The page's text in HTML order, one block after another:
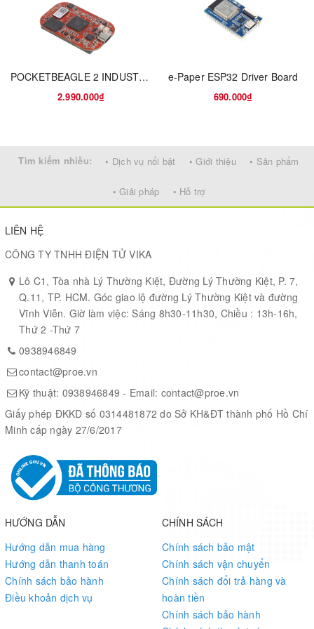
。Ultra-low power with various consumption levels (Min
1uA@ STOP 2 mode)
。STM32 Security： HW encryption 256 AES，PKA，RNG，
64-bit UID，96-bit
。Ecosystem support：LoRaWAN，Sigfox
。A IoT and Smart-metering(Wireless M-Bus) applications
POCKETBEAGLE 2 INDUSTRIAL
2.990.000₫
e-Paper ESP32 Driver Board
690.000₫
Tìm kiếm nhiều: • Dịch vụ nổi bật • Giới thiệu • Sản phẩm
• Giải pháp • Hỗ trợ
LIÊN HỆ
CÔNG TY TNHH ĐIỆN TỬ VIKA
Lô C1, Tòa nhà Lý Thường Kiệt, Đường Lý Thường Kiệt, P. 7,
Q.11, TP. HCM. Góc giao lộ đường Lý Thường Kiệt và đường
Vĩnh Viễn. Giờ làm việc: Sáng 8h30-11h30, Chiều : 13h-16h,
Thứ 2 -Thứ 7
0938946849
contact@proe.vn
Kỹ thuật: 0938946849 - Email: contact@proe.vn
Giấy phép ĐKKD số 0314481872 do Sở KH&ĐT thành phố Hồ Chí
Minh cấp ngày 27/6/2017
HƯỚNG DẪN
Hướng dẫn mua hàng
Hướng dẫn thanh toán
Chính sách bảo hành
Điều khoản dịch vụ
CHÍNH SÁCH
Chính sách bảo mật
Chính sách vận chuyển
Chính sách đổi trả hàng và
hoàn tiền
Chính sách bảo hành